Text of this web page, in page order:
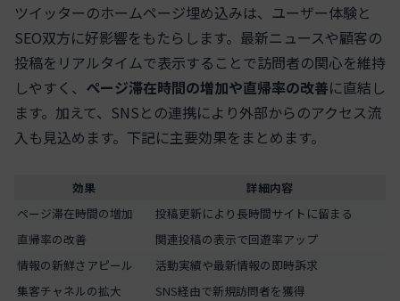
ツイッターのホームページ埋め込みは、ユーザー体験と
SEO双方に好影響をもたらします。最新ニュースや顧客の
投稿をリアルタイムで表示することで訪問者の関心を維持
しやすく、 ページ滞在時間の増加や直帰率の改善に直結し
ます。加えて、SNSとの連携により外部からのアクセス流
入も見込めます。下記に主要効果をまとめます。
効果
詳細内容
ページ滞在時間の増加
投稿更新により長時間サイトに留まる
直帰率の改善
関連投稿の表示で回遊率アップ
情報の新鮮さアピール
活動実績や最新情報の即時訴求
集客チャネルの拡大
SNS経由で新規訪問者を獲得